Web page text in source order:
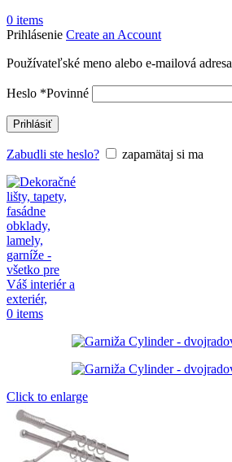
0 items
Prihlásenie Create an Account
Používateľské meno alebo e-mailová adresa
Heslo *Povinné
Prihlásiť
Zabudli ste heslo? zapamätaj si ma
0 items
Click to enlarge